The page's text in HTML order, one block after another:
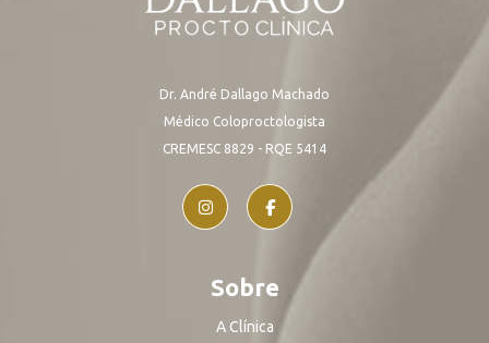
Dr. André Dallago Machado
Médico Coloproctologista
CREMESC 8829 - RQE 5414
Sobre
A Clínica